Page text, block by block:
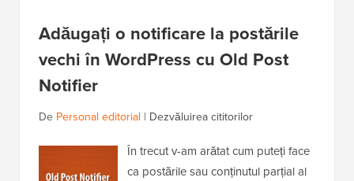
Adăugați o notificare la postările
vechi în WordPress cu Old Post
Notifier
De Personal editorial | Dezvăluirea cititorilor
În trecut v-am arătat cum puteți face
ca postările sau conținutul parțial al